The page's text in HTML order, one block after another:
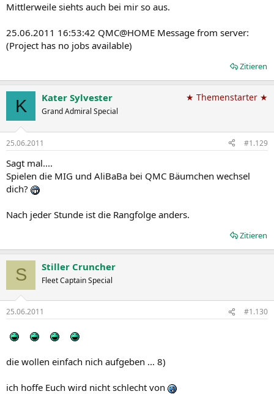
Mittlerweile siehts auch bei mir so aus.
25.06.2011 16:53:42 QMC@HOME Message from server:
(Project has no jobs available)
Zitieren
K Kater Sylvester
Grand Admiral Special
★ Themenstarter ★
25.06.2011 #1.129
Sagt mal....
Spielen die MIG und AliBaBa bei QMC Bäumchen wechsel
dich?
Nach jeder Stunde ist die Rangfolge anders.
Zitieren
S Stiller Cruncher
Fleet Captain Special
25.06.2011 #1.130
die wollen einfach nich aufgeben ... 8)
ich hoffe Euch wird nicht schlecht von